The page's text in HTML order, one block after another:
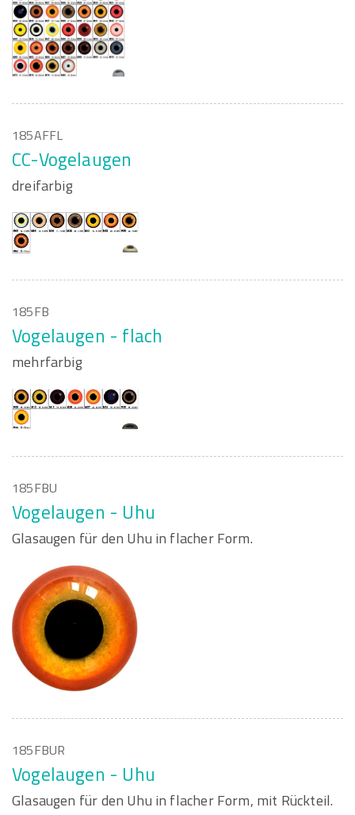
185AFFL
CC-Vogelaugen
dreifarbig
185FB
Vogelaugen - flach
mehrfarbig
185FBU
Vogelaugen - Uhu
Glasaugen für den Uhu in flacher Form.
185FBUR
Vogelaugen - Uhu
Glasaugen für den Uhu in flacher Form, mit Rückteil.